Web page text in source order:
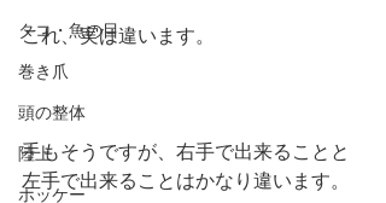
タコ・魚の目
巻き爪
頭の整体
陸上
ホッケー
これ、実は違います。
手もそうですが、右手で出来ることと
左手で出来ることはかなり違います。